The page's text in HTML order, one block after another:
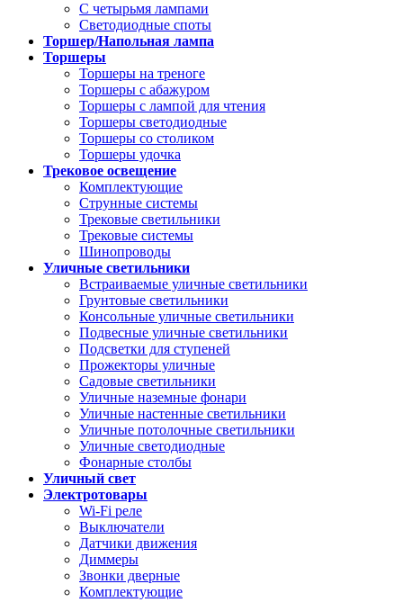
С четырьмя лампами
Светодиодные споты
Торшер/Напольная лампа
Торшеры
Торшеры на треноге
Торшеры с абажуром
Торшеры с лампой для чтения
Торшеры светодиодные
Торшеры со столиком
Торшеры удочка
Трековое освещение
Комплектующие
Струнные системы
Трековые светильники
Трековые системы
Шинопроводы
Уличные светильники
Встраиваемые уличные светильники
Грунтовые светильники
Консольные уличные светильники
Подвесные уличные светильники
Подсветки для ступеней
Прожекторы уличные
Садовые светильники
Уличные наземные фонари
Уличные настенные светильники
Уличные потолочные светильники
Уличные светодиодные
Фонарные столбы
Уличный свет
Электротовары
Wi-Fi реле
Выключатели
Датчики движения
Диммеры
Звонки дверные
Комплектующие